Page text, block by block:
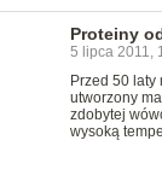
Proteiny
5 lipca 2011,
Przed 50 laty
utworzony
zdobytej
wysoką